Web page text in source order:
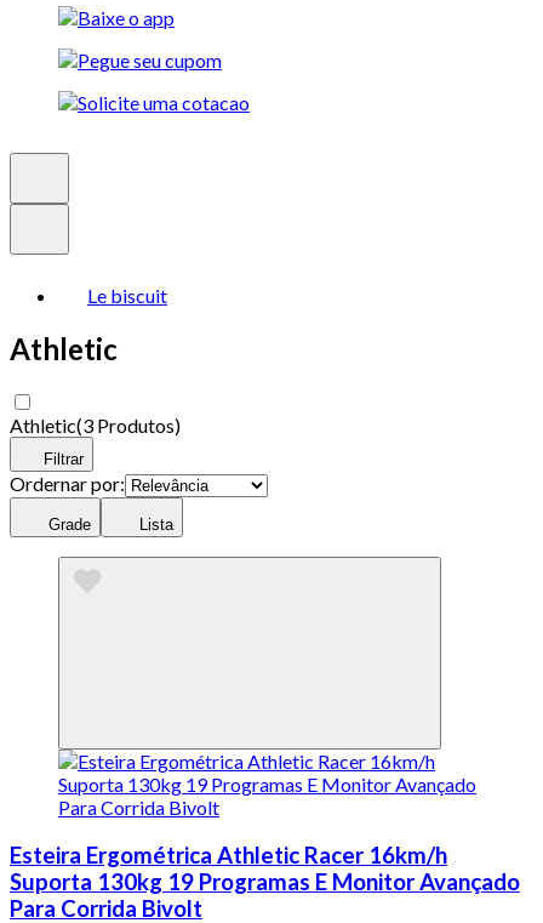
Le biscuit
Athletic
Athletic(3 Produtos)
Filtrar
Ordernar por:
Grade Lista
Esteira Ergométrica Athletic Racer 16km/h
Suporta 130kg 19 Programas E Monitor Avançado
Para Corrida Bivolt